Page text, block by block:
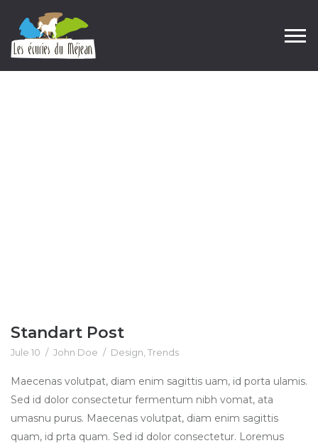
Standart Post
Jule 10 / John Doe / Design Trends
Maecenas volutpat, diam enim sagittis uam, id porta ulamis.
Sed id dolor consectetur fermentum nibh vomat, ata
umasnu purus. Maecenas volutpat, diam enim sagittis
quam, id prta quam. Sed id dolor consectetur. Loremus